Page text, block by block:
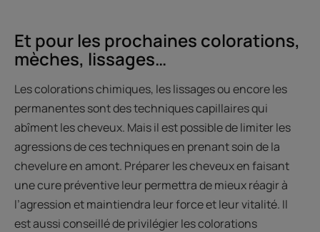
Et pour les prochaines colorations,
mèches, lissages…
Les colorations chimiques, les lissages ou encore les
permanentes sont des techniques capillaires qui
abîment les cheveux. Mais il est possible de limiter les
agressions de ces techniques en prenant soin de la
chevelure en amont. Préparer les cheveux en faisant
une cure préventive leur permettra de mieux réagir à
l’agression et maintiendra leur force et leur vitalité. Il
est aussi conseillé de privilégier les colorations